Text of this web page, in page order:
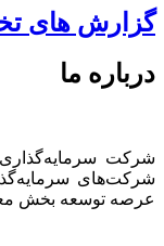
گزارش های
درباره ما
شرکت
شرکت‌های
عرصه توسعه بخش